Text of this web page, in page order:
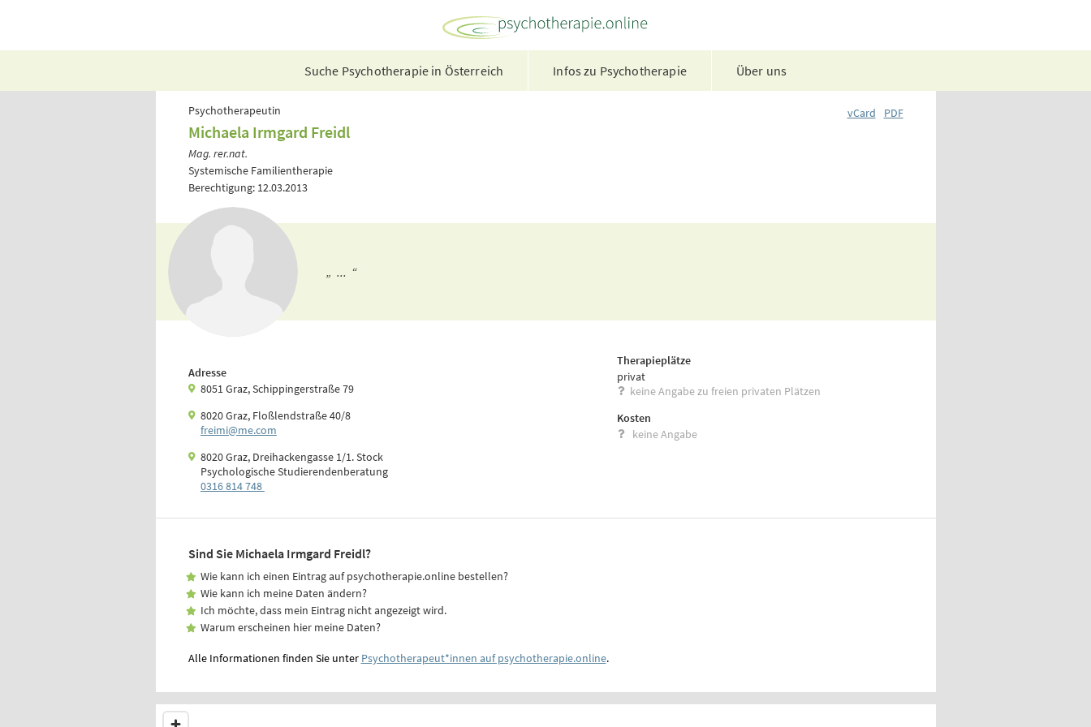
Suche Psychotherapie in Österreich Infos zu Psychotherapie Über uns
Psychotherapeutin
Michaela Irmgard Freidl
Mag. rer.nat.
Systemische Familientherapie
Berechtigung: 12.03.2013
vCard PDF
„ ... “
Adresse
8051 Graz, Schippingerstraße 79
8020 Graz, Floßlendstraße 40/8
freimi@me.­com
8020 Graz, Dreihackengasse 1/1. Stock
Psychologische Studierendenberatung
0316 814 748
Therapieplätze
privat
keine Angabe zu freien privaten Plätzen
Kosten
keine Angabe
Sind Sie Michaela Irmgard Freidl?
Wie kann ich einen Eintrag auf psychotherapie.online bestellen?
Wie kann ich meine Daten ändern?
Ich möchte, dass mein Eintrag nicht angezeigt wird.
Warum erscheinen hier meine Daten?
Alle Informationen finden Sie unter Psychotherapeut*innen auf psychotherapie.online.